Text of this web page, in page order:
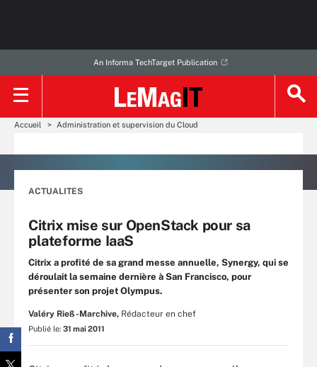
An Informa TechTarget Publication
Accueil Administration et supervision du Cloud
ACTUALITES
Citrix mise sur OpenStack pour sa
plateforme IaaS
Citrix a profité de sa grand messe annuelle, Synergy, qui se
déroulait la semaine dernière à San Francisco, pour
présenter son projet Olympus.
Valéry Rieß-Marchive, Rédacteur en chef
Publié le: 31 mai 2011